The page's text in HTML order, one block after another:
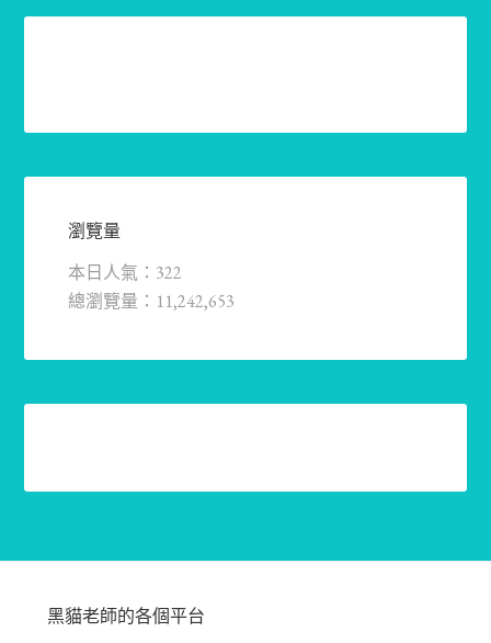
瀏覽量
本日人氣：322
總瀏覽量：11,242,653
黑貓老師的各個平台